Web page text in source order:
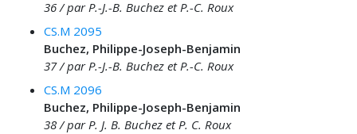
36 / par P.-J.-B. Buchez et P.-C. Roux
CS.M 2095
Buchez, Philippe-Joseph-Benjamin
37 / par P.-J.-B. Buchez et P.-C. Roux
CS.M 2096
Buchez, Philippe-Joseph-Benjamin
38 / par P. J. B. Buchez et P. C. Roux